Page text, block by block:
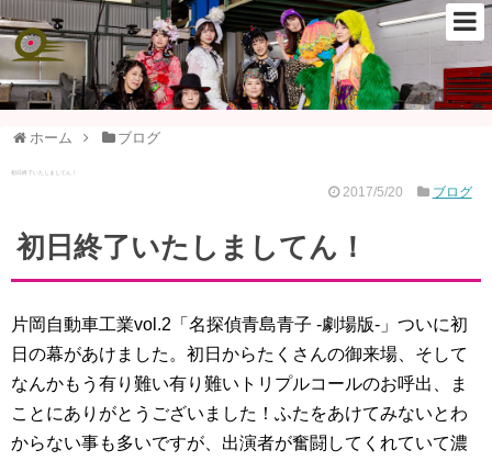
ホーム ブログ
初日終了いたしましてん！
2017/5/20 ブログ
初日終了いたしましてん！
片岡自動車工業vol.2「名探偵青島青子 -劇場版-」ついに初
日の幕があけました。初日からたくさんの御来場、そして
なんかもう有り難い有り難いトリプルコールのお呼出、ま
ことにありがとうございました！ふたをあけてみないとわ
からない事も多いですが、出演者が奮闘してくれていて濃